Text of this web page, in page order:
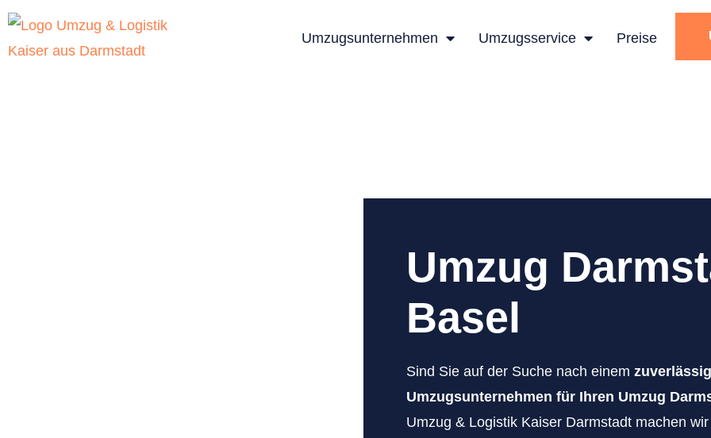
Umzugsunternehmen Umzugsservice Preise
Umzug
Basel
Sind Sie auf der Suche nach einem
Umzugsunternehmen für Ihren Umzug
Umzug & Logistik Kaiser Darmstadt machen